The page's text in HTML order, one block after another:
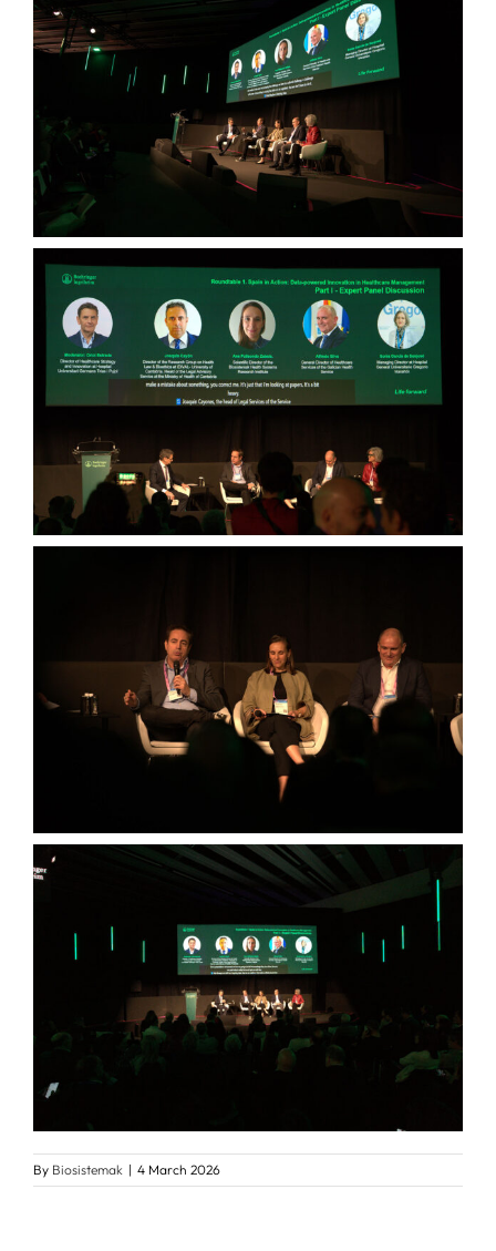
By Biosistemak | 4 March 2026